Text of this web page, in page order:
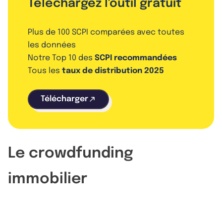
Téléchargez l'outil gratuit
Plus de 100 SCPI comparées avec toutes
les données
Notre Top 10 des SCPI recommandées
Tous les taux de distribution 2025
Télécharger
Le crowdfunding
immobilier